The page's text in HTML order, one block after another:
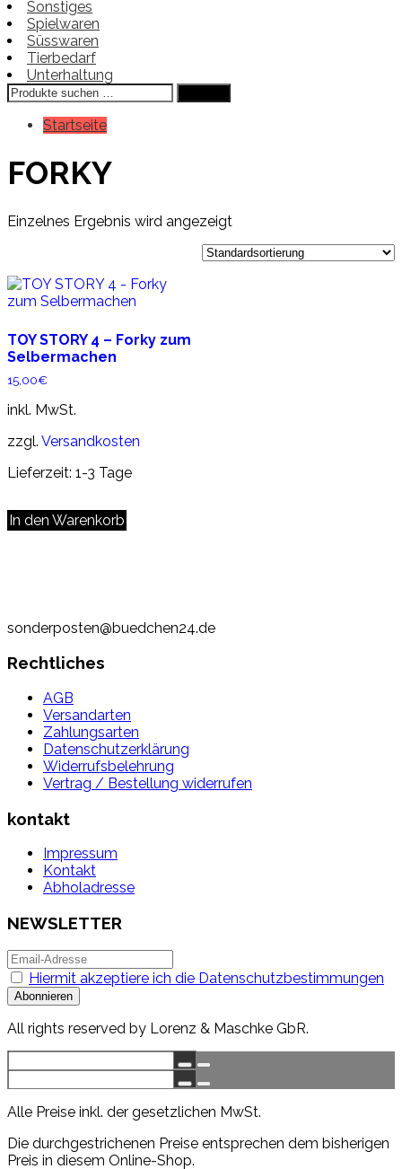
Sonstiges
Spielwaren
Süsswaren
Tierbedarf
Unterhaltung
Suchen
nach:
Startseite
FORKY
Einzelnes Ergebnis wird angezeigt
TOY STORY 4 – Forky zum
Selbermachen
15,00€
inkl. MwSt.
zzgl. Versandkosten
Lieferzeit: 1-3 Tage
In den Warenkorb
sonderposten@buedchen24.de
Rechtliches
AGB
Versandarten
Zahlungsarten
Datenschutzerklärung
Widerrufsbelehrung
Vertrag / Bestellung widerrufen
kontakt
Impressum
Kontakt
Abholadresse
NEWSLETTER
Hiermit akzeptiere ich die Datenschutzbestimmungen
All rights reserved by Lorenz & Maschke GbR.
Alle Preise inkl. der gesetzlichen MwSt.
Die durchgestrichenen Preise entsprechen dem bisherigen
Preis in diesem Online-Shop.